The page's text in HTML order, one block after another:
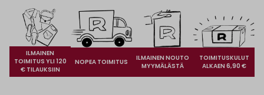
ILMAINEN
TOIMITUS YLI 120
€ TILAUKSIIN
NOPEA TOIMITUS
ILMAINEN NOUTO
MYYMÄLÄSTÄ
TOIMITUSKULUT
ALKAEN 6,90 €